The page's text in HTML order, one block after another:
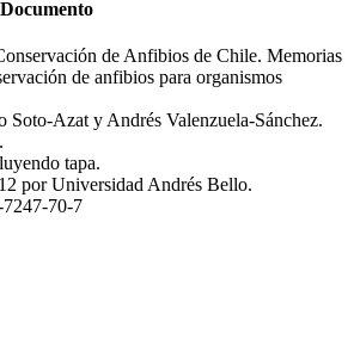
de Anfibios de Chile. Memorias
de anfibios para organismos
Soto-Azat y Andrés Valenzuela-Sánchez.
tapa.
por Universidad Andrés Bello.
70-7